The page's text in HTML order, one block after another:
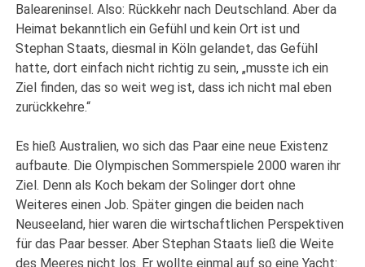
Baleareninsel. Also: Rückkehr nach Deutschland. Aber da
Heimat bekanntlich ein Gefühl und kein Ort ist und
Stephan Staats, diesmal in Köln gelandet, das Gefühl
hatte, dort einfach nicht richtig zu sein, „musste ich ein
Ziel finden, das so weit weg ist, dass ich nicht mal eben
zurückkehre.“
Es hieß Australien, wo sich das Paar eine neue Existenz
aufbaute. Die Olympischen Sommerspiele 2000 waren ihr
Ziel. Denn als Koch bekam der Solinger dort ohne
Weiteres einen Job. Später gingen die beiden nach
Neuseeland, hier waren die wirtschaftlichen Perspektiven
für das Paar besser. Aber Stephan Staats ließ die Weite
des Meeres nicht los. Er wollte einmal auf so eine Yacht: